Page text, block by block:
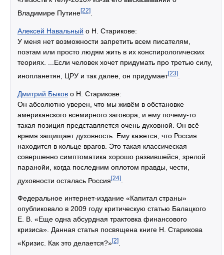
Владимире Путине[22]
Алексей Навальный о Н. Старикове:
У меня нет возможности запретить всем писателям,
поэтам или просто людям жить в их конспирологических
теориях. ...Если человек хочет придумать про третью силу,
инопланетян, ЦРУ и так далее, он придумает[23]
Дмитрий Быков о Н. Старикове:
Он абсолютно уверен, что мы живём в обстановке
американского всемирного заговора, и ему почему-то
такая позиция представляется очень духовной. Он всё
время защищает духовность. Ему кажется, что Россия
находится в кольце врагов. Это такая классическая
совершенно симптоматика хорошо развившейся, зрелой
паранойи, когда последним оплотом правды, чести,
духовности осталась Россия[24]
Федеральное интернет-издание «Капитал страны»
опубликовало в 2009 году критическую статью Балацкого
Е. В. «Еще одна абсурдная трактовка финансового
кризиса». Данная статья посвящена книге Н. Старикова
«Кризис. Как это делается?»[2]